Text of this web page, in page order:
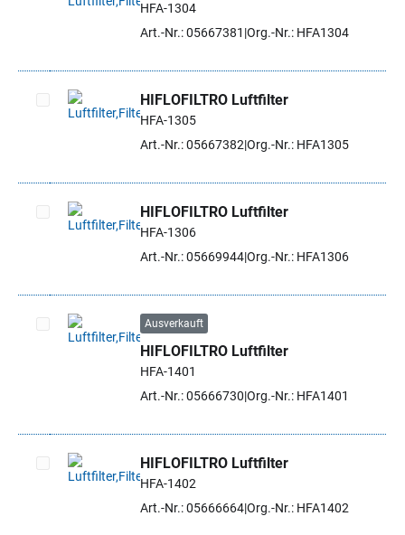
Artikel auswählen
HFA-1304
Art.-Nr.: 05667381 Org.-Nr.: HFA1304
Artikel auswählen
HIFLOFILTRO Luftfilter
HFA-1305
Art.-Nr.: 05667382 Org.-Nr.: HFA1305
Artikel auswählen
HIFLOFILTRO Luftfilter
HFA-1306
Art.-Nr.: 05669944Org.-Nr.: HFA1306
Artikel auswählen
Ausverkauft
HIFLOFILTRO Luftfilter
HFA-1401
Art.-Nr.: 05666730 Org.-Nr.: HFA1401
Artikel auswählen
HIFLOFILTRO Luftfilter
HFA-1402
Art.-Nr.: 05666664Org.-Nr.: HFA1402